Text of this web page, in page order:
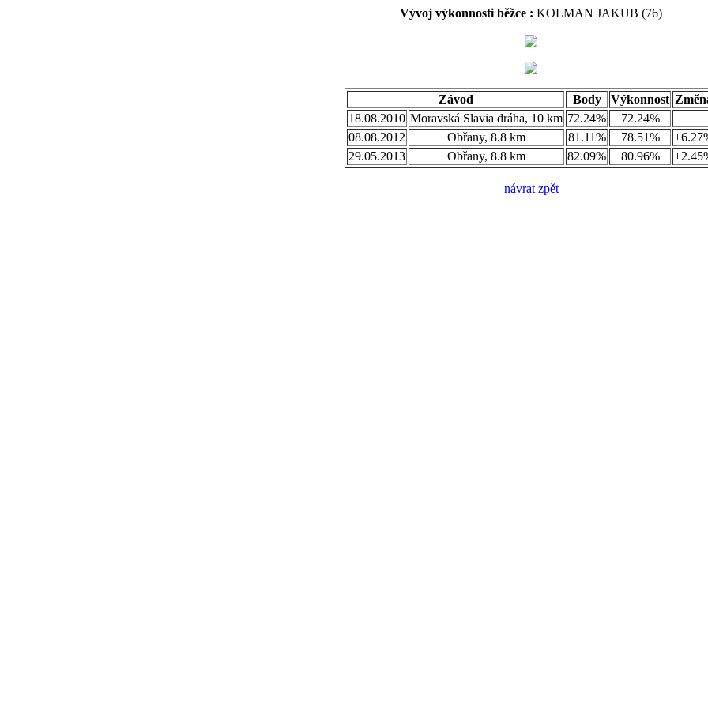
Vývoj výkonnosti běžce : KOLMAN JAKUB (76)
Závod Body Výkonnost
18.08.2010 Moravská Slavia dráha, 10 km 72.24%
72.24%
08.08.2012
Obřany, 8.8 km 81.11% 78.51%
29.05.2013
Obřany, 8.8 km 82.09% 80.96%
návrat zpět